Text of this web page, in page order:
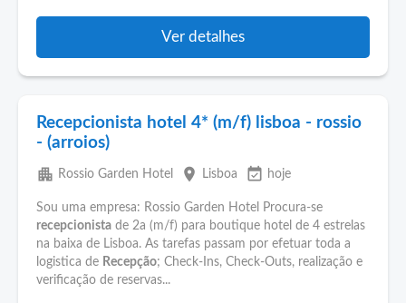
Ver detalhes
Recepcionista hotel 4* (m/f) lisboa - rossio
- (arroios)
apartment Rossio Garden Hotel place Lisboa event_available hoje
Sou uma empresa: Rossio Garden Hotel Procura-se
recepcionista de 2a (m/f) para boutique hotel de 4 estrelas
na baixa de Lisboa. As tarefas passam por efetuar toda a
logistica de Recepção; Check-Ins, Check-Outs, realização e
verificação de reservas...